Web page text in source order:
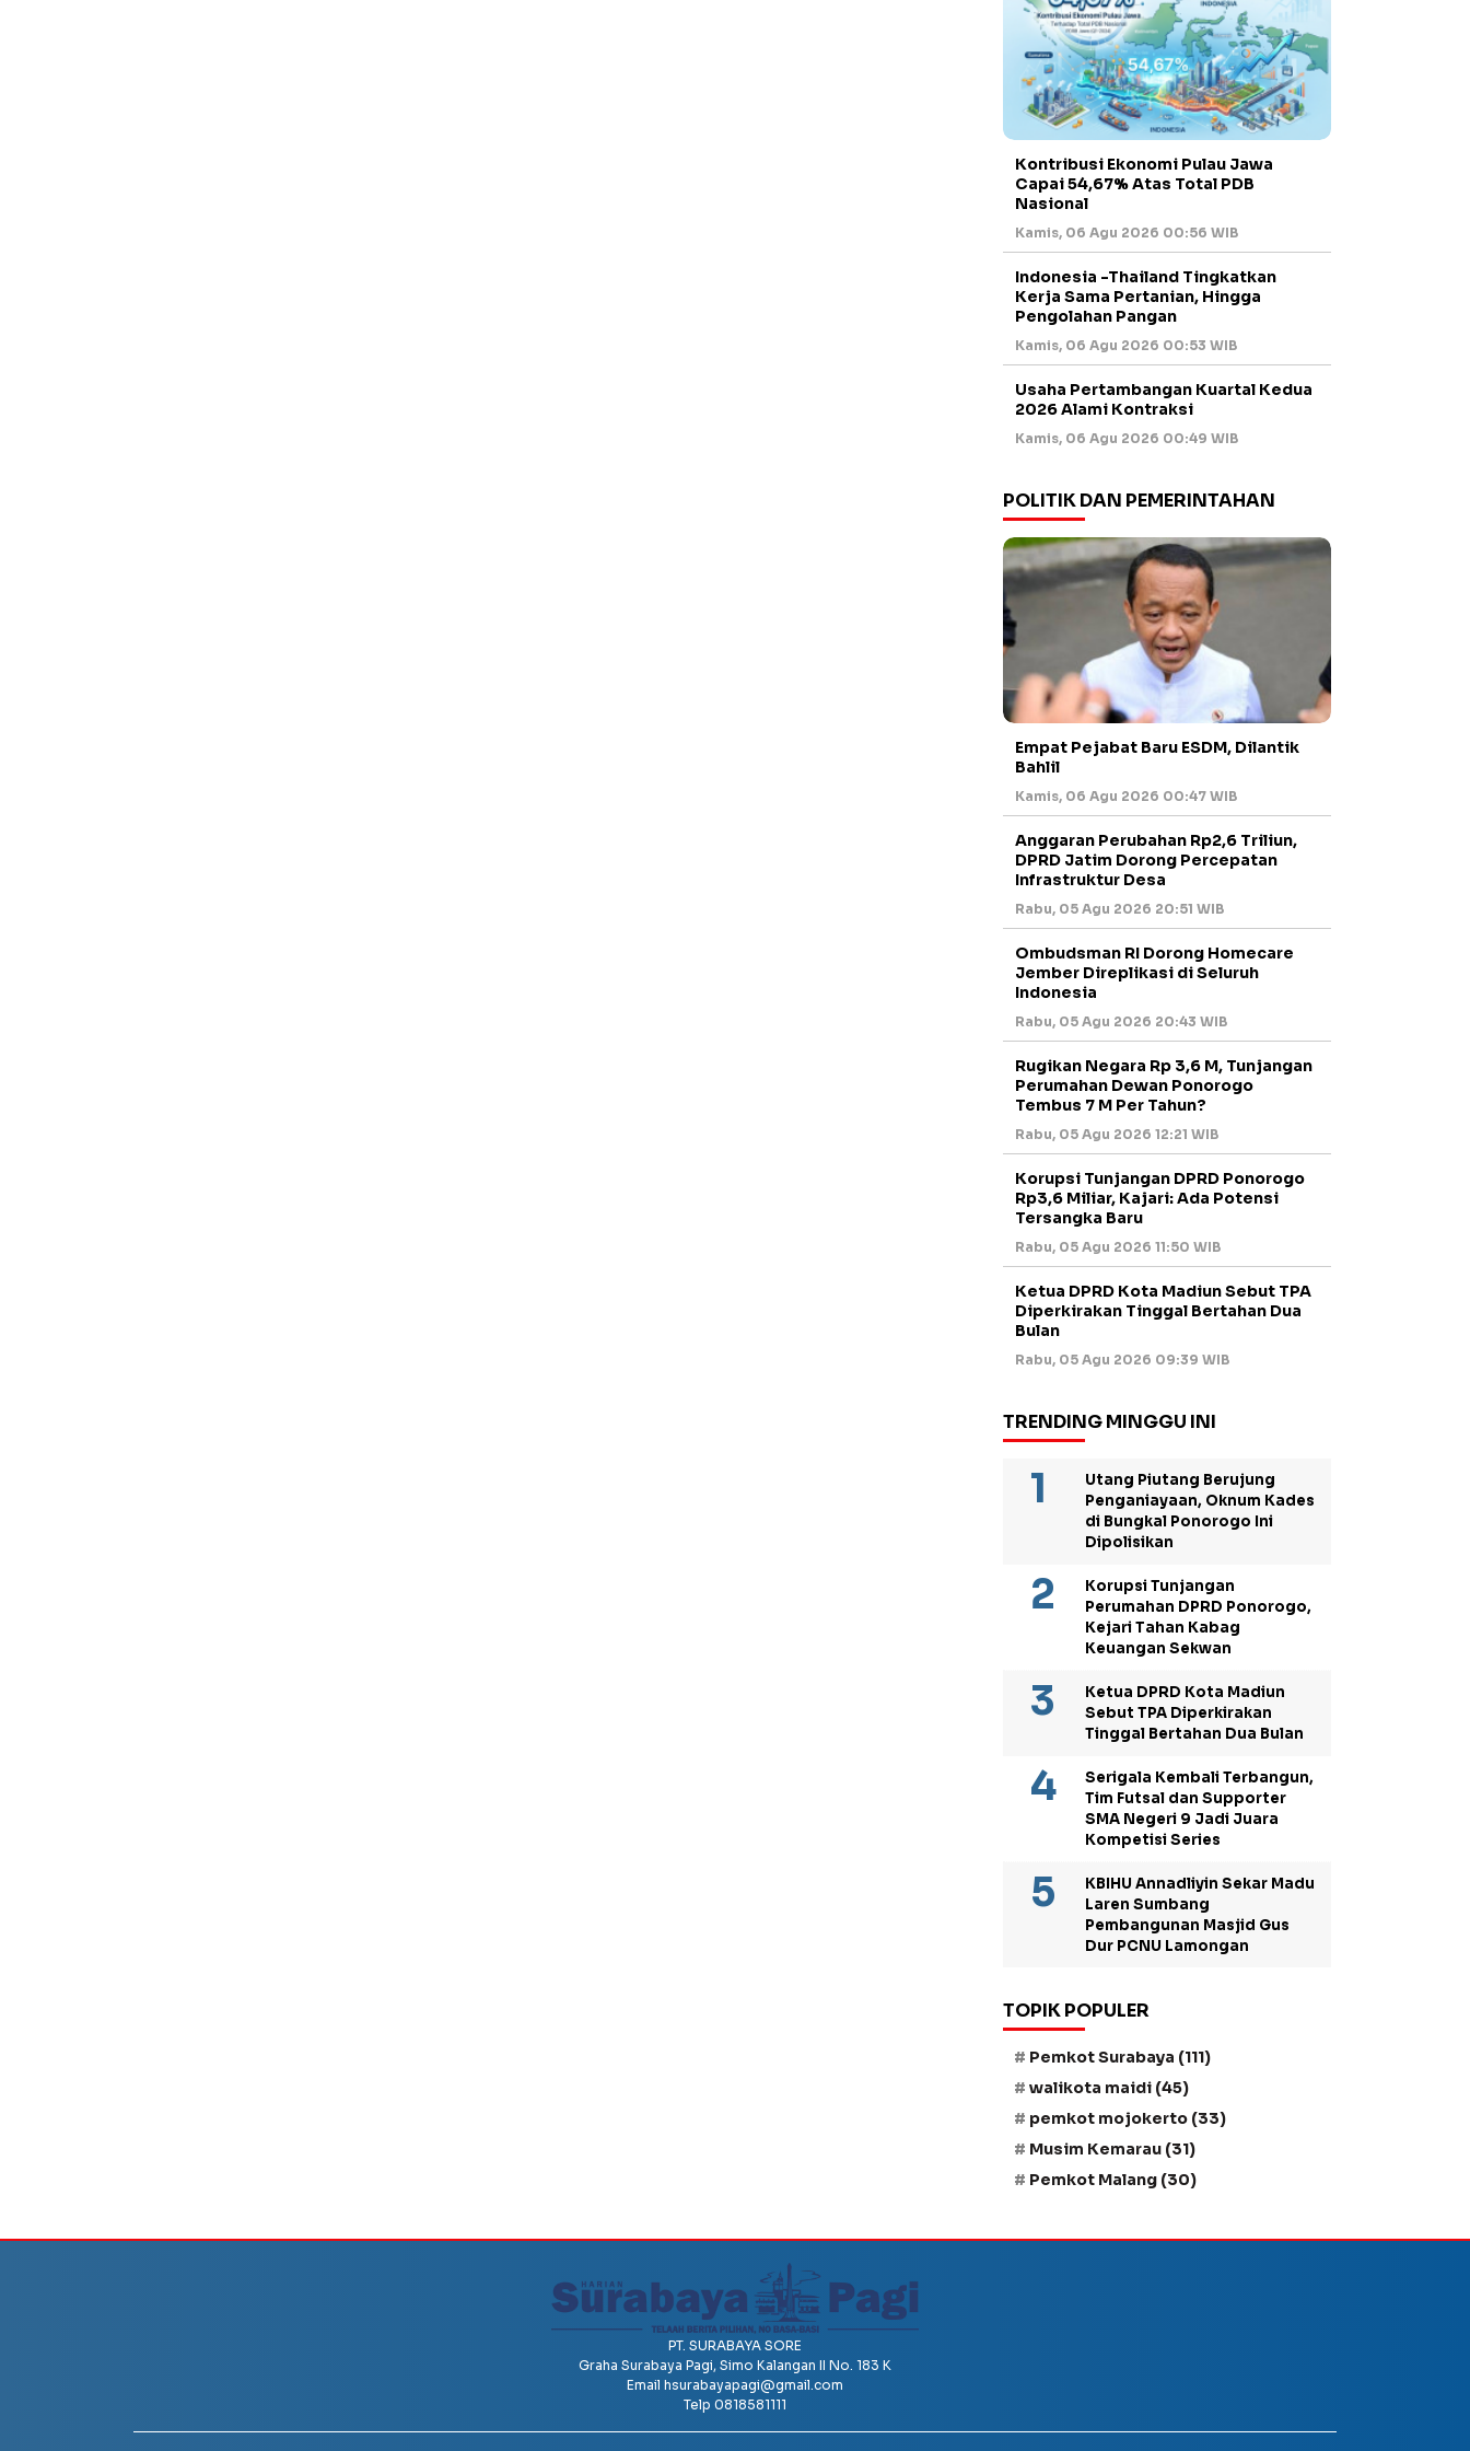
Kontribusi Ekonomi Pulau Jawa
Capai 54,67% Atas Total PDB
Nasional
Kamis, 06 Agu 2026 00:56 WIB
Indonesia -Thailand Tingkatkan
Kerja Sama Pertanian, Hingga
Pengolahan Pangan
Kamis, 06 Agu 2026 00:53 WIB
Usaha Pertambangan Kuartal Kedua
2026 Alami Kontraksi
Kamis, 06 Agu 2026 00:49 WIB
POLITIK DAN PEMERINTAHAN
Empat Pejabat Baru ESDM, Dilantik
Bahlil
Kamis, 06 Agu 2026 00:47 WIB
Anggaran Perubahan Rp2,6 Triliun,
DPRD Jatim Dorong Percepatan
Infrastruktur Desa
Rabu, 05 Agu 2026 20:51 WIB
Ombudsman RI Dorong Homecare
Jember Direplikasi di Seluruh
Indonesia
Rabu, 05 Agu 2026 20:43 WIB
Rugikan Negara Rp 3,6 M, Tunjangan
Perumahan Dewan Ponorogo
Tembus 7 M Per Tahun?
Rabu, 05 Agu 2026 12:21 WIB
Korupsi Tunjangan DPRD Ponorogo
Rp3,6 Miliar, Kajari: Ada Potensi
Tersangka Baru
Rabu, 05 Agu 2026 11:50 WIB
Ketua DPRD Kota Madiun Sebut TPA
Diperkirakan Tinggal Bertahan Dua
Bulan
Rabu, 05 Agu 2026 09:39 WIB
TRENDING MINGGU INI
Utang Piutang Berujung
Penganiayaan, Oknum Kades
di Bungkal Ponorogo Ini
Dipolisikan
Korupsi Tunjangan
Perumahan DPRD Ponorogo,
Kejari Tahan Kabag
Keuangan Sekwan
Ketua DPRD Kota Madiun
Sebut TPA Diperkirakan
Tinggal Bertahan Dua Bulan
Serigala Kembali Terbangun,
Tim Futsal dan Supporter
SMA Negeri 9 Jadi Juara
Kompetisi Series
KBIHU Annadliyin Sekar Madu
Laren Sumbang
Pembangunan Masjid Gus
Dur PCNU Lamongan
TOPIK POPULER
Pemkot Surabaya (111)
walikota maidi (45)
pemkot mojokerto (33)
Musim Kemarau (31)
Pemkot Malang (30)
PT. SURABAYA SORE
Graha Surabaya Pagi, Simo Kalangan II No. 183 K
Email hsurabayapagi@gmail.com
Telp 0818581111